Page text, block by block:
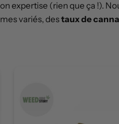
expertise (rien que ça !).
variés, destaux de